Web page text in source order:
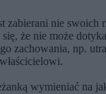
nie swoich
że nie może
zachowania, np.
wymieniać na